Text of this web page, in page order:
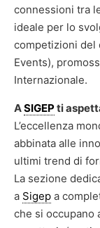
connessioni tra
ideale per lo
competizioni del
Events),
Internazionale.
ASIGEPti
L’eccellenza
abbinata alle
ultimi trend di
La sezione
a Sigep a
che si occupano